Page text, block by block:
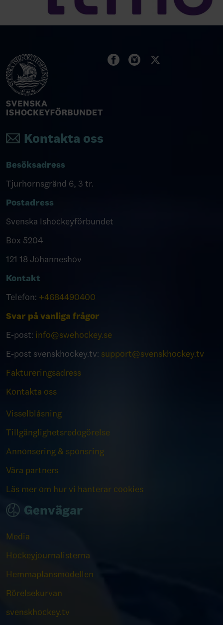
Kontakta oss
Besöksadress
Tjurhornsgränd 6, 3 tr.
Postadress
Svenska Ishockeyförbundet
Box 5204
121 18 Johanneshov
Kontakt
Telefon: +4684490400
Svar på vanliga frågor
E-post: info@swehockey.se
E-post svenskhockey.tv: support@svenskhockey.tv
Faktureringsadress
Kontakta oss
Visselblåsning
Tillgänglighetsredogörelse
Annonsering & sponsring
Våra partners
Läs mer om hur vi hanterar cookies
Genvägar
Media
Hockeyjournalisterna
Hemmaplansmodellen
Rörelsekurvan
svenskhockey.tv